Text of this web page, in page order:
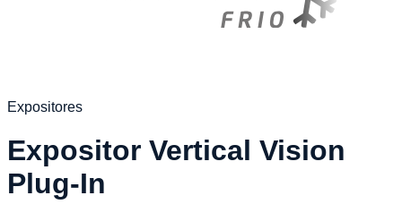
Expositores
Expositor Vertical Vision
Plug-In